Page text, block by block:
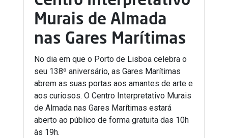
Murais de Almada
nas Gares Marítimas
No dia em que o Porto de Lisboa celebra o
seu 138º aniversário, as Gares Marítimas
abrem as suas portas aos amantes de arte e
aos curiosos. O Centro Interpretativo Murais
de Almada nas Gares Marítimas estará
aberto ao público de forma gratuita das 10h
às 19h.